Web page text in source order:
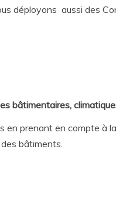
déployons aussi des
bâtimentaires,
prenant en compte à
bâtiments.